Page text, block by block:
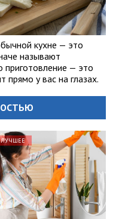
кухне — это
называют
— это
у вас на глазах.
ЛУЧШЕЕ